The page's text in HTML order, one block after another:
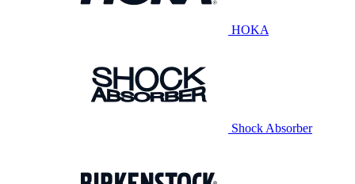
HOKA
Shock Absorber